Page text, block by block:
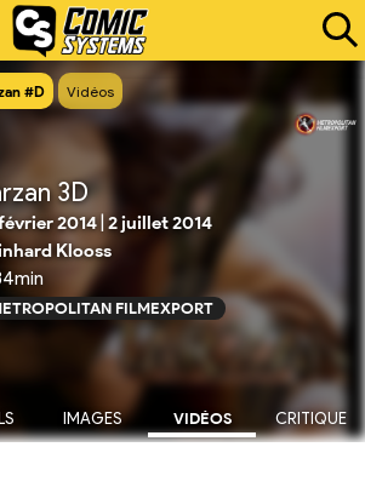
#D Vidéos
3D
2014| 2 juillet 2014
Klooss
FILMEXPORT
IMAGES VIDÉOS CRITIQUE